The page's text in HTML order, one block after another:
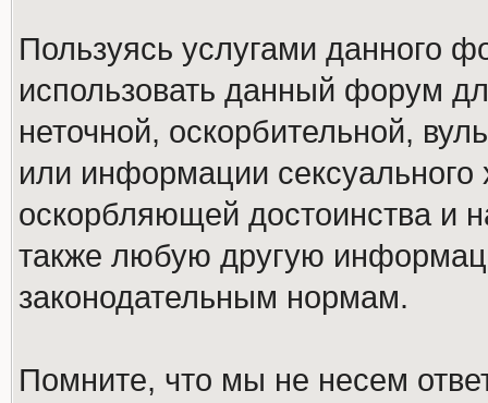
Пользуясь услугами данного
использовать данный форум
неточной, оскорбительной,
или информации
оскорбляющей достоинства и
также любую другую
законодательным нормам.
Помните, что мы не несем